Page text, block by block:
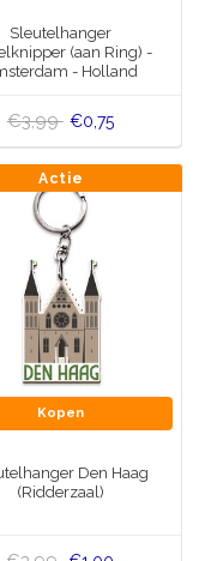
Sleutelhanger
(aan Ring) -
- Holland
€3,99 €0,75
Actie
Kopen
Den Haag
(Ridderzaal)